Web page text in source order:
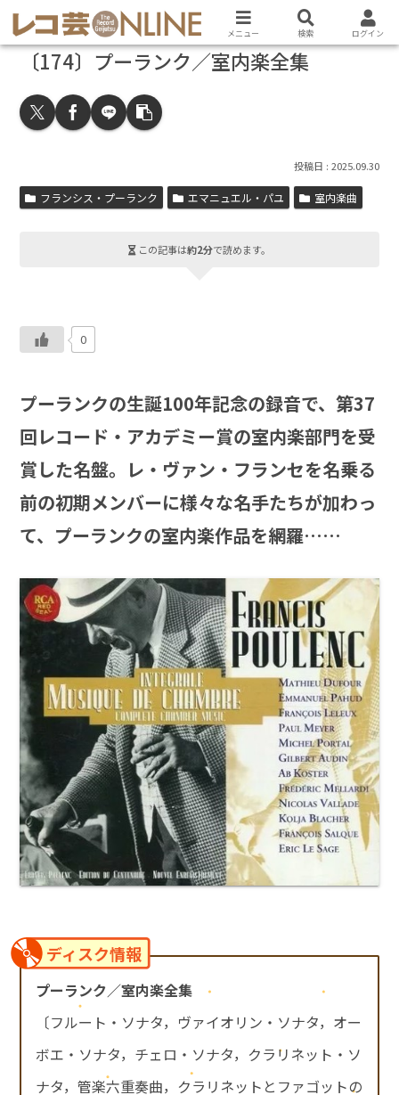
〔174〕プーランク／室内楽全集
2025.09.30
フランシス・プーランク エマニュエル・パユ 室内楽曲
この記事は約2分で読めます。
0
プーランクの生誕100年記念の録音で、第37
回レコード・アカデミー賞の室内楽部門を受
賞した名盤。レ・ヴァン・フランセを名乗る
前の初期メンバーに様々な名手たちが加わっ
て、プーランクの室内楽作品を網羅……
ディスク情報
プーランク／室内楽全集
〔フルート・ソナタ，ヴァイオリン・ソナタ，オー
ボエ・ソナタ，チェロ・ソナタ，クラリネット・ソ
ナタ，管楽六重奏曲，クラリネットとファゴットの
メニュー 検索 ログイン